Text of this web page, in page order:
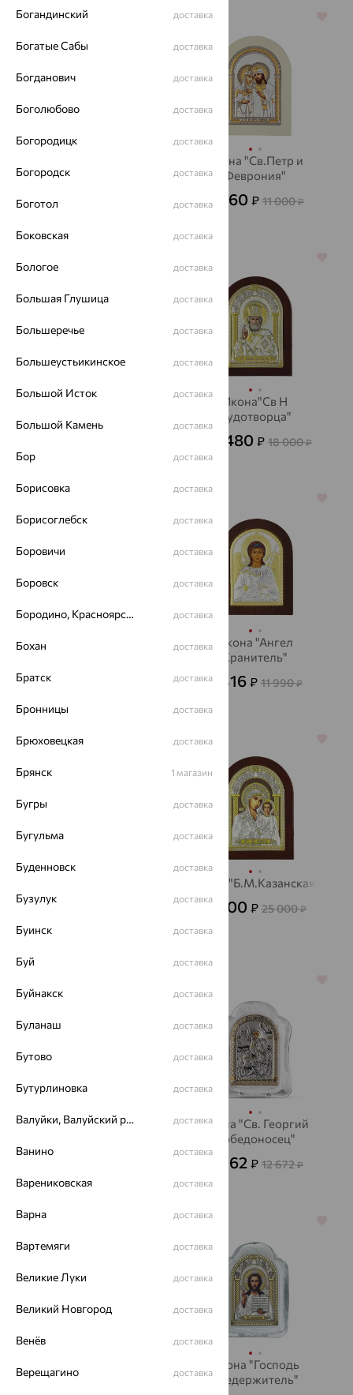
64%
4 316
64%
Икона "Св.Петр и
Феврония"
3 960 ₽ 11 000₽
Икона
Икона"Св Н
Чудотворца"
6 480 ₽ 18 000₽
от 12 688
Икона "Ангел
Хранитель"
4 316 ₽ 11 990₽
64%
Чудотворец"
64%
Икона"Б.М.Казанская"
9 000 ₽ 25 000₽
Икона "Ангел
7 556
Икона "Св. Георгий
Победоносец"
4 562 ₽ 12 672₽
64%
Чудотворец"
64%
Икона "Господь
Вседержитель"
Богандинский доставка
Богатые Сабы доставка
Богданович доставка
Боголюбово доставка
Богородицк доставка
Богородск доставка
Боготол доставка
Боковская доставка
Бологое доставка
Большая Глушица доставка
Большеречье доставка
Большеустьикинское доставка
Большой Исток доставка
Большой Камень доставка
Бор доставка
Борисовка доставка
Борисоглебск доставка
Боровичи доставка
Боровск доставка
Бородино, Красноярский край доставка
Бохан доставка
Братск доставка
Бронницы доставка
Брюховецкая доставка
Брянск 1 магазин
Бугры доставка
Бугульма доставка
Буденновск доставка
Бузулук доставка
Буинск доставка
Буй доставка
Буйнакск доставка
Буланаш доставка
Бутово доставка
Бутурлиновка доставка
Валуйки, Валуйский район доставка
Ванино доставка
Варениковская доставка
Варна доставка
Вартемяги доставка
Великие Луки доставка
Великий Новгород доставка
Венёв доставка
Верещагино доставка